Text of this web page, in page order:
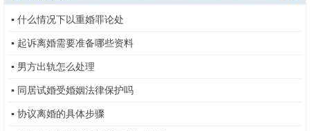
▪ 什么情况下以重婚罪论处
▪ 起诉离婚需要准备哪些资料
▪ 男方出轨怎么处理
▪ 同居试婚受婚姻法律保护吗
▪ 协议离婚的具体步骤